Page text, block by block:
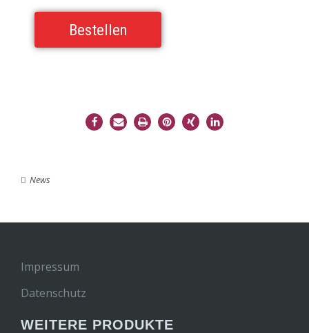
Bestellen
News
Impressum
Datenschutz
WEITERE PRODUKTE